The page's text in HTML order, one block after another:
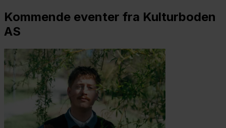
Kommende eventer fra Kulturboden
AS